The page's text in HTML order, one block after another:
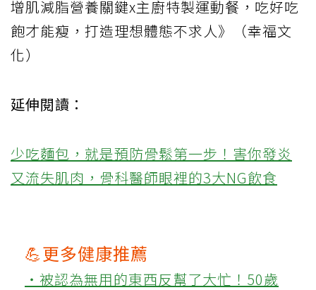
增肌減脂營養關鍵x主廚特製運動餐，吃好吃
飽才能瘦，打造理想體態不求人》（幸福文
化）
延伸閱讀：
少吃麵包，就是預防骨鬆第一步！害你發炎
又流失肌肉，骨科醫師眼裡的3大NG飲食
💪更多健康推薦
‧被認為無用的東西反幫了大忙！50歲